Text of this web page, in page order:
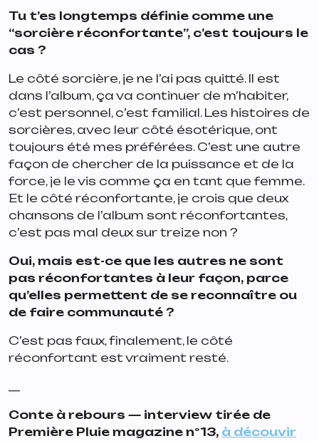
Tu t’es longtemps définie comme une
“sorcière réconfortante”, c’est toujours le
cas ?
Le côté sorcière, je ne l’ai pas quitté. Il est
dans l’album, ça va continuer de m’habiter,
c’est personnel, c’est familial. Les histoires de
sorcières, avec leur côté ésotérique, ont
toujours été mes préférées. C’est une autre
façon de chercher de la puissance et de la
force, je le vis comme ça en tant que femme.
Et le côté réconfortante, je crois que deux
chansons de l’album sont réconfortantes,
c’est pas mal deux sur treize non ?
Oui, mais est-ce que les autres ne sont
pas réconfortantes à leur façon, parce
qu’elles permettent de se reconnaître ou
de faire communauté ?
C’est pas faux, finalement, le côté
réconfortant est vraiment resté.
Conte à rebours — interview tirée de
Première Pluie magazine n°13, à découvir